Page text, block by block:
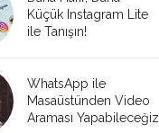
Küçük Instagram Lite
ile Tanışın!
WhatsApp ile
Masaüstünden Video
Araması Yapabileceğiz